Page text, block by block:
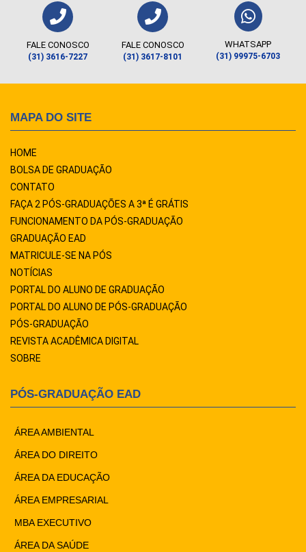
FALE CONOSCO
(31) 3616-7227
FALE CONOSCO
(31) 3617-8101
WHATSAPP
(31) 99975-6703
MAPA DO SITE
HOME
BOLSA DE GRADUAÇÃO
CONTATO
FAÇA 2 PÓS-GRADUAÇÕES A 3ª É GRÁTIS
FUNCIONAMENTO DA PÓS-GRADUAÇÃO
GRADUAÇÃO EAD
MATRICULE-SE NA PÓS
NOTÍCIAS
PORTAL DO ALUNO DE GRADUAÇÃO
PORTAL DO ALUNO DE PÓS-GRADUAÇÃO
PÓS-GRADUAÇÃO
REVISTA ACADÊMICA DIGITAL
SOBRE
PÓS-GRADUAÇÃO EAD
ÁREA AMBIENTAL
ÁREA DO DIREITO
ÁREA DA EDUCAÇÃO
ÁREA EMPRESARIAL
MBA EXECUTIVO
ÁREA DA SAÚDE